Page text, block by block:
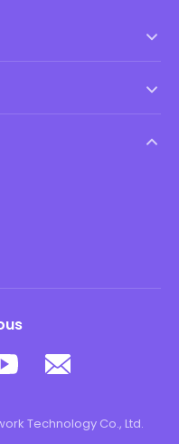
Technology Co., Ltd.